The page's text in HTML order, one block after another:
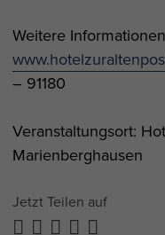
Weitere
– 91180
Veranstaltungsort:
Marienberghausen
Jetzt Teilen auf